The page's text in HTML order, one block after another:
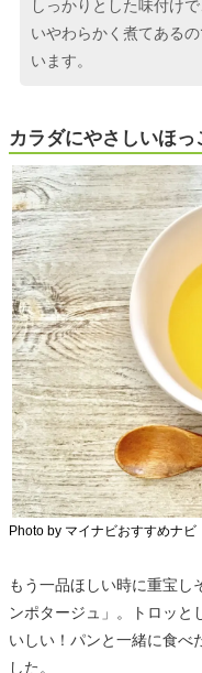
しっかりとした味付け
いやわらかく煮てある
います。
カラダにやさしいほ
Photo by マイナビおすすめナビ
もう一品ほしい時に重宝し
ンポタージュ」。トロッと
いしい！パンと一緒に食べ
した。